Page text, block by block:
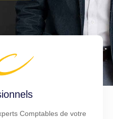
Comptables de votre